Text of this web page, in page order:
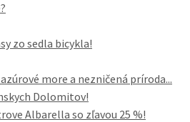
zo sedla bicykla!
more a nezničená príroda...
Dolomitov!
Albarella so zľavou 25 %!